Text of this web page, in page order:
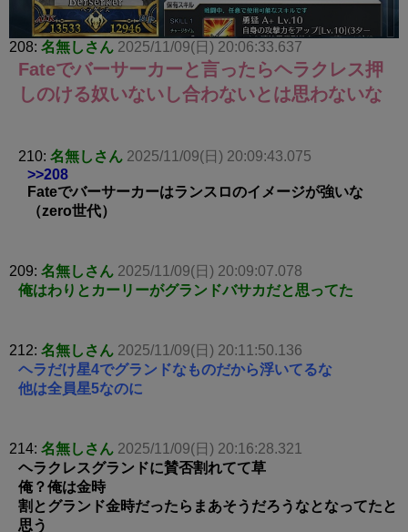
208: 名無しさん 2025/11/09(日) 20:06:33.637
Fateでバーサーカーと言ったらヘラクレス押
しのける奴いないし合わないとは思わないな
210: 名無しさん 2025/11/09(日) 20:09:43.075
>>208
Fateでバーサーカーはランスロのイメージが強いな
（zero世代）
209: 名無しさん 2025/11/09(日) 20:09:07.078
俺はわりとカーリーがグランドバサカだと思ってた
212: 名無しさん 2025/11/09(日) 20:11:50.136
ヘラだけ星4でグランドなものだから浮いてるな
他は全員星5なのに
214: 名無しさん 2025/11/09(日) 20:16:28.321
ヘラクレスグランドに賛否割れてて草
俺？俺は金時
割とグランド金時だったらまあそうだろうなとなってたと
思う